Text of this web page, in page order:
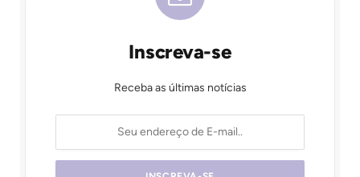
Inscreva-se
Receba as últimas notícias